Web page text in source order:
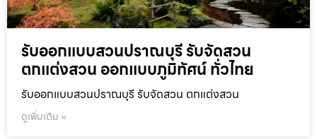
รับออกแบบสวนปราณบุรี รับจัดสวน
ตกแต่งสวน ออกแบบภูมิทัศน์ ทั่วไทย
รับออกแบบสวนปราณบุรี รับจัดสวน ตกแต่งสวน
ดูเพิ่มเติม »